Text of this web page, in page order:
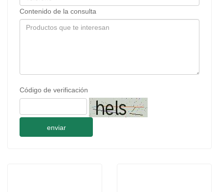
Contenido de la consulta
Código de verificación
enviar